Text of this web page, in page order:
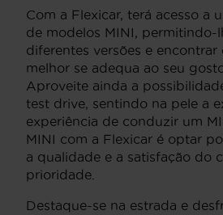
Com a Flexicar, terá acesso a
de modelos MINI, permitindo-
diferentes versões e encontrar
melhor se adequa ao seu
Aproveite ainda a
test drive, sentindo na pele a
experiência de conduzir um
MINI com a Flexicar é optar
a qualidade e a satisfação do
prioridade.
Destaque-se na estrada e